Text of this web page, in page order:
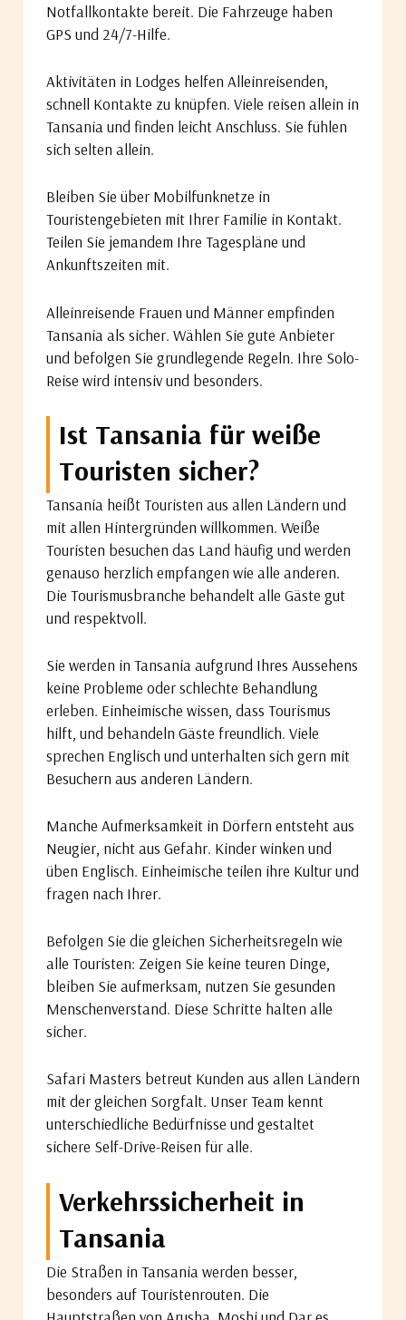
Notfallkontakte bereit. Die Fahrzeuge haben
GPS und 24/7-Hilfe.
Aktivitäten in Lodges helfen Alleinreisenden,
schnell Kontakte zu knüpfen. Viele reisen allein in
Tansania und finden leicht Anschluss. Sie fühlen
sich selten allein.
Bleiben Sie über Mobilfunknetze in
Touristengebieten mit Ihrer Familie in Kontakt.
Teilen Sie jemandem Ihre Tagespläne und
Ankunftszeiten mit.
Alleinreisende Frauen und Männer empfinden
Tansania als sicher. Wählen Sie gute Anbieter
und befolgen Sie grundlegende Regeln. Ihre Solo-
Reise wird intensiv und besonders.
Ist Tansania für weiße
Touristen sicher?
Tansania heißt Touristen aus allen Ländern und
mit allen Hintergründen willkommen. Weiße
Touristen besuchen das Land häufig und werden
genauso herzlich empfangen wie alle anderen.
Die Tourismusbranche behandelt alle Gäste gut
und respektvoll.
Sie werden in Tansania aufgrund Ihres Aussehens
keine Probleme oder schlechte Behandlung
erleben. Einheimische wissen, dass Tourismus
hilft, und behandeln Gäste freundlich. Viele
sprechen Englisch und unterhalten sich gern mit
Besuchern aus anderen Ländern.
Manche Aufmerksamkeit in Dörfern entsteht aus
Neugier, nicht aus Gefahr. Kinder winken und
üben Englisch. Einheimische teilen ihre Kultur und
fragen nach Ihrer.
Befolgen Sie die gleichen Sicherheitsregeln wie
alle Touristen: Zeigen Sie keine teuren Dinge,
bleiben Sie aufmerksam, nutzen Sie gesunden
Menschenverstand. Diese Schritte halten alle
sicher.
Safari Masters betreut Kunden aus allen Ländern
mit der gleichen Sorgfalt. Unser Team kennt
unterschiedliche Bedürfnisse und gestaltet
sichere Self-Drive-Reisen für alle.
Verkehrssicherheit in
Tansania
Die Straßen in Tansania werden besser,
besonders auf Touristenrouten. Die